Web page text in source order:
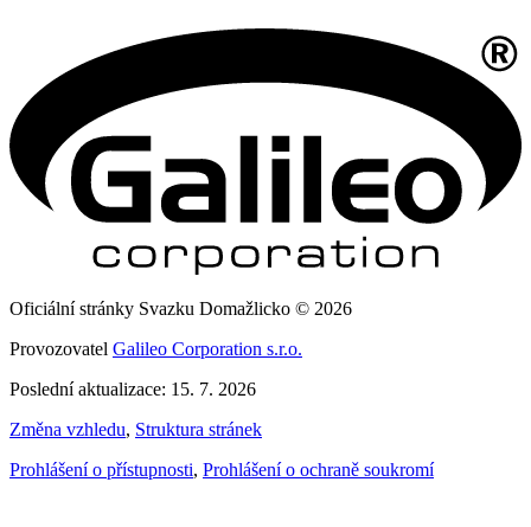
Oficiální stránky Svazku Domažlicko © 2026
Provozovatel Galileo Corporation s.r.o.
Poslední aktualizace: 15. 7. 2026
Změna vzhledu, Struktura stránek
Prohlášení o přístupnosti, Prohlášení o ochraně soukromí